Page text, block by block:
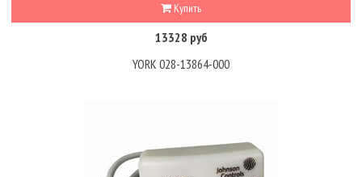
Купить
13328 руб
YORK 028-13864-000